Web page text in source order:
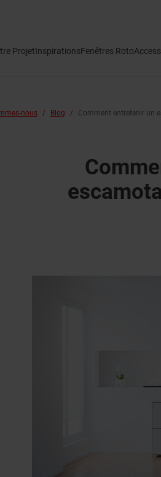
ProjetInspirationsFenêtres Roto
nous Blog Comment entretenir un